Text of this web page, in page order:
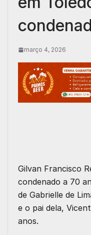
março 4, 2026
Gilvan Francisco
condenado a 70
de Gabrielle de
e o pai dela,
anos.